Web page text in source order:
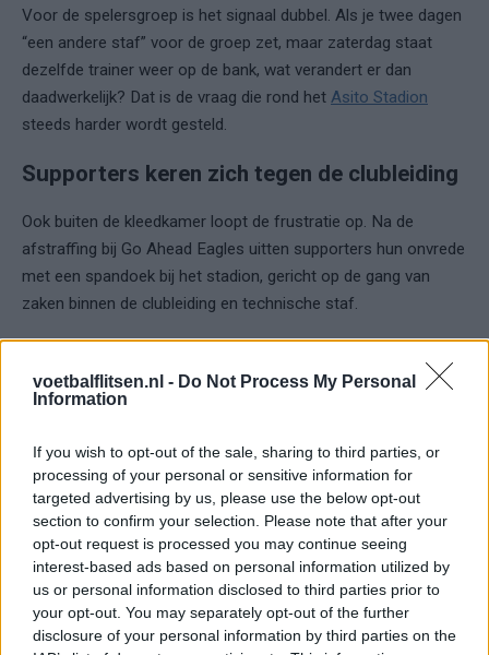
voetbalflitsen.nl - Do Not Process My Personal
Information
If you wish to opt-out of the sale, sharing to third parties, or
processing of your personal or sensitive information for
targeted advertising by us, please use the below opt-out
section to confirm your selection. Please note that after your
opt-out request is processed you may continue seeing
interest-based ads based on personal information utilized by
us or personal information disclosed to third parties prior to
your opt-out. You may separately opt-out of the further
disclosure of your personal information by third parties on the
Voor de spelersgroep is het signaal dubbel. Als je twee dagen
“een andere staf” voor de groep zet, maar zaterdag staat
dezelfde trainer weer op de bank, wat verandert er dan
daadwerkelijk? Dat is de vraag die rond het Asito Stadion
steeds harder wordt gesteld.
Supporters keren zich tegen de clubleiding
Ook buiten de kleedkamer loopt de frustratie op. Na de
afstraffing bij Go Ahead Eagles uitten supporters hun onvrede
met een spandoek bij het stadion, gericht op de gang van
zaken binnen de clubleiding en technische staf.
Sportief is het oordeel genadeloos: Heracles oogt
met te weinig houvast in het veld. In zulke fases is één ding
dodelijk: twijfel. En die twijfel is overal zichtbaar — in keuzes,
in veldbezetting, en nu zelfs in de tijdelijke rolwisseling aan de
top.
De komende dagen moeten uitwijzen of dit “tussenstation”
richting een groter besluit gaat, of dat Heracles vooral tijd
koopt. Maar met PSV op bezoek en de druk vol op de ketel,